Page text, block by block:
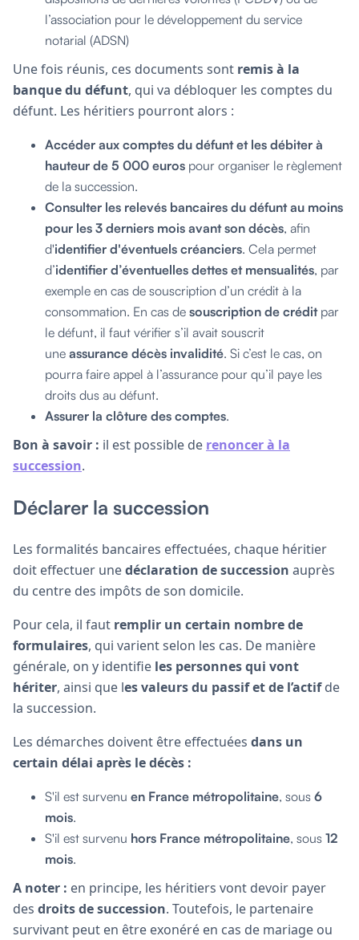
l’association pour le développement du service
notarial (ADSN)
Une fois réunis, ces documents sont remis à la
banque du défunt, qui va débloquer les comptes du
défunt. Les héritiers pourront alors :
Accéder aux comptes du défunt et les débiter à
hauteur de 5 000 euros pour organiser le règlement
de la succession.
Consulter les relevés bancaires du défunt au moins
pour les 3 derniers mois avant son décès, afin
d'identifier d'éventuels créanciers. Cela permet
d’identifier d’éventuelles dettes et mensualités, par
exemple en cas de souscription d’un crédit à la
consommation. En cas de souscription de créditpar
le défunt, il faut vérifier s’il avait souscrit
une assurance décès invalidité. Si c’est le cas, on
pourra faire appel à l’assurance pour qu’il paye les
droits dus au défunt.
Assurer la clôture des comptes.
Bon à savoir : il est possible de renoncer à la
succession.
Déclarer la succession
Les formalités bancaires effectuées, chaque héritier
doit effectuer unedéclaration de succession auprès
du centre des impôts de son domicile.
Pour cela, il faut remplir un certain nombre de
formulaires, qui varient selon les cas. De manière
générale, on y identifie les personnes qui vont
hériter, ainsi que les valeurs du passif et de l’actifde
la succession.
Les démarches doivent être effectuées dans un
certain délai après le décès :
S'il est survenu en France métropolitaine, sous 6
mois.
S'il est survenu hors France métropolitaine, sous 12
mois.
A noter : en principe, les héritiers vont devoir payer
des droits de succession. Toutefois, le partenaire
survivant peut en être exonéré en cas de mariage ou